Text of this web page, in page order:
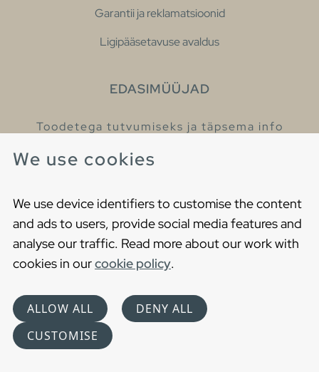
We use cookies
We use device identifiers to customise the content
and ads to users, provide social media features and
analyse our traffic. Read more about our work with
cookies in ourcookie policy.
ALLOW ALL
DENY ALL
CUSTOMISE
Garantii ja reklamatsioonid
Ligipääsetavuse avaldus
EDASIMÜÜJAD
Toodetega tutvumiseks ja täpsema info
Cookies
Privaatsuspoliitika
Choose language